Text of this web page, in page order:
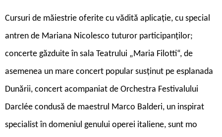
Cursuri de măiestrie oferite cu vădită aplicație, cu special
antren de Mariana Nicolesco tuturor participanților;
concerte găzduite în sala Teatrului „Maria Filotti“, de
asemenea un mare concert popular susținut pe esplanada
Dunării, concert acompaniat de Orchestra Festivalului
Darclée condusă de maestrul Marco Balderi, un inspirat
specialist în domeniul genului operei italiene, sunt mo